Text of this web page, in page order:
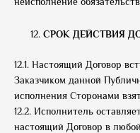
СРОК ДЕЙСТВИЯ
12.1. Настоящий Договор
Заказчиком данной
исполнения Сторонами
12.2. Исполнитель
настоящий Договор в